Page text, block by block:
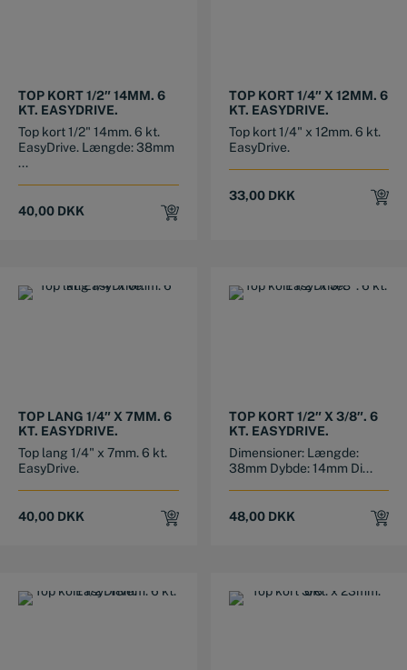
TOP KORT 1/2″ 14MM. 6
KT. EASYDRIVE.
Top kort 1/2" 14mm. 6 kt.
EasyDrive. Længde: 38mm
...
40,00 DKK
TOP KORT 1/4″ X 12MM. 6
KT. EASYDRIVE.
Top kort 1/4" x 12mm. 6 kt.
EasyDrive.
33,00 DKK
TOP LANG 1/4″ X 7MM. 6
KT. EASYDRIVE.
Top lang 1/4" x 7mm. 6 kt.
EasyDrive.
40,00 DKK
TOP KORT 1/2″ X 3/8″. 6
KT. EASYDRIVE.
Dimensioner: Længde:
38mm Dybde: 14mm Di...
48,00 DKK